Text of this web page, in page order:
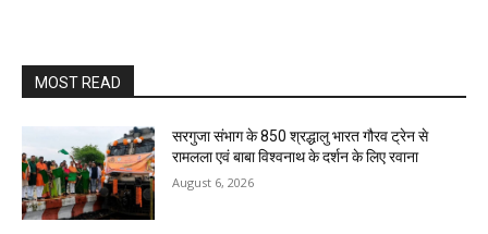
MOST READ
सरगुजा संभाग के 850 श्रद्धालु भारत गौरव ट्रेन से
रामलला एवं बाबा विश्वनाथ के दर्शन के लिए रवाना
August 6, 2026